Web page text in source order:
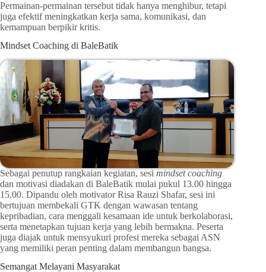
Permainan-permainan tersebut tidak hanya menghibur, tetapi
juga efektif meningkatkan kerja sama, komunikasi, dan
kemampuan berpikir kritis.
Mindset Coaching di BaleBatik
Sebagai penutup rangkaian kegiatan, sesi mindset coaching
dan motivasi diadakan di BaleBatik mulai pukul 13.00 hingga
15.00. Dipandu oleh motivator Risa Rauzi Shafar, sesi ini
bertujuan membekali GTK dengan wawasan tentang
kepribadian, cara menggali kesamaan ide untuk berkolaborasi,
serta menetapkan tujuan kerja yang lebih bermakna. Peserta
juga diajak untuk mensyukuri profesi mereka sebagai ASN
yang memiliki peran penting dalam membangun bangsa.
Semangat Melayani Masyarakat